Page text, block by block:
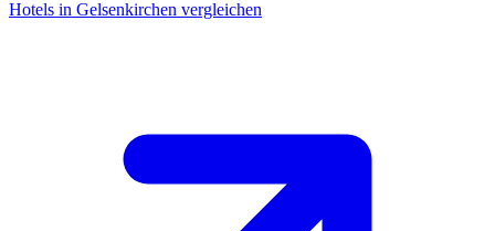
Hotels in Gelsenkirchen vergleichen